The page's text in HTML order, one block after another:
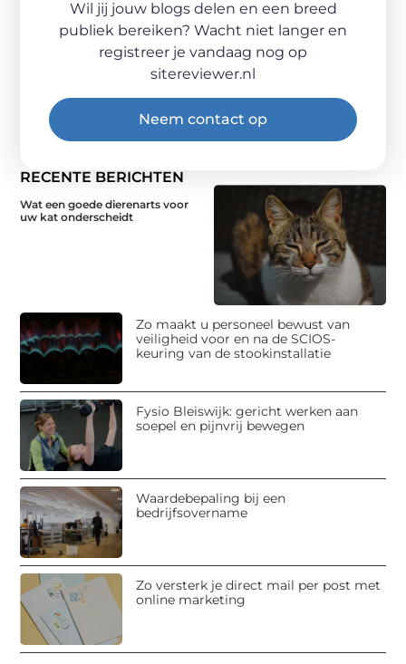
RECENTE BERICHTEN
Wat een goede dierenarts voor
uw kat onderscheidt
Zo maakt u personeel bewust van
veiligheid voor en na de SCIOS-
keuring van de stookinstallatie
Fysio Bleiswijk: gericht werken aan
soepel en pijnvrij bewegen
Waardebepaling bij een
bedrijfsovername
Zo versterk je direct mail per post met
online marketing
Wil jij jouw blogs delen en een breed
publiek bereiken? Wacht niet langer en
registreer je vandaag nog op
sitereviewer.nl
Neem contact op